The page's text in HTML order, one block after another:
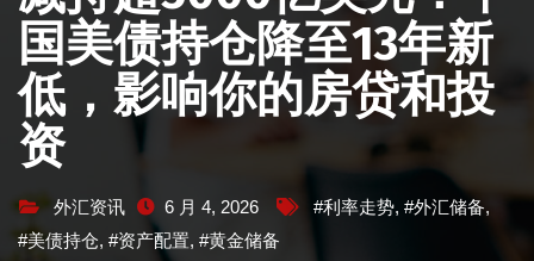
国美债持仓降至13年新
低，影响你的房贷和投
资
外汇资讯 6 月 4, 2026 #利率走势, #外汇储备,
#美债持仓, #资产配置, #黄金储备